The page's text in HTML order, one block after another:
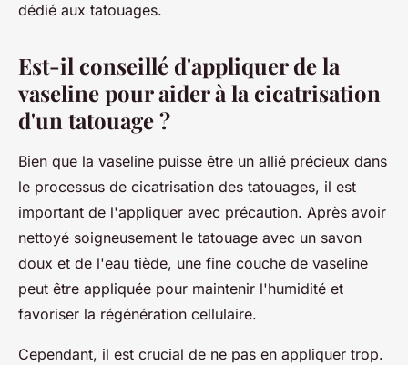
dédié aux tatouages.
Est-il conseillé d'appliquer de la
vaseline pour aider à la cicatrisation
d'un tatouage ?
Bien que la vaseline puisse être un allié précieux dans
le processus de cicatrisation des tatouages, il est
important de l'appliquer avec précaution. Après avoir
nettoyé soigneusement le tatouage avec un savon
doux et de l'eau tiède, une fine couche de vaseline
peut être appliquée pour maintenir l'humidité et
favoriser la régénération cellulaire.
Cependant, il est crucial de ne pas en appliquer trop.